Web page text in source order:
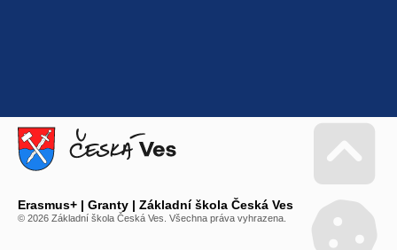
Erasmus+ | Granty | Základní škola Česká Ves
© 2026 Základní škola Česká Ves. Všechna práva vyhrazena. Go